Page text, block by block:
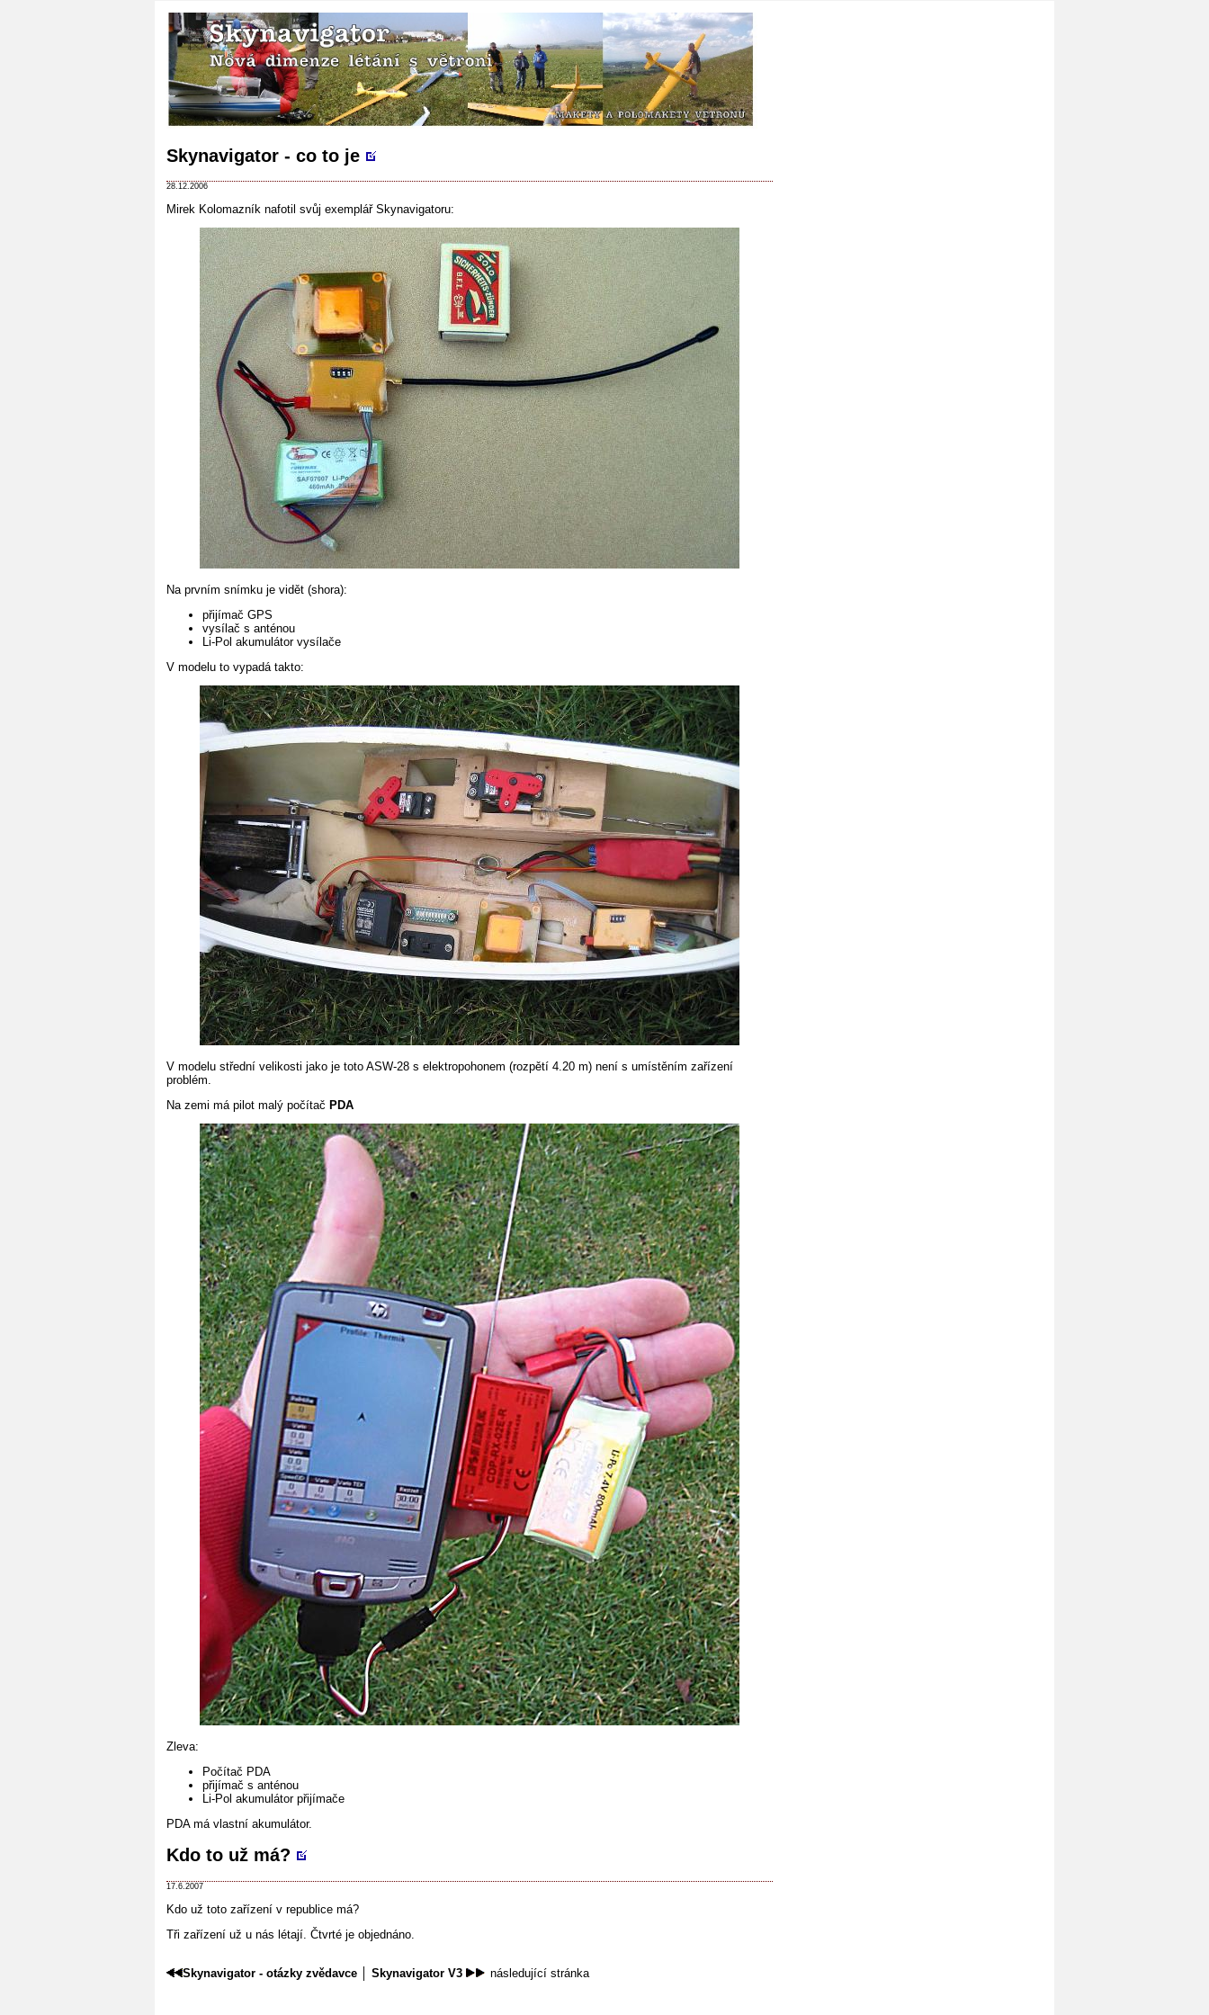
Skynavigator - co to je
28.12.2006
Mirek Kolomazník nafotil svůj exemplář Skynavigatoru:
Na prvním snímku je vidět (shora):
přijímač GPS
vysílač s anténou
Li-Pol akumulátor vysílače
V modelu to vypadá takto:
V modelu střední velikosti jako je toto ASW-28 s elektropohonem (rozpětí 4.20 m) není s umístěním zařízení
problém.
Na zemi má pilot malý počítač PDA
Zleva:
Počítač PDA
přijímač s anténou
Li-Pol akumulátor přijímače
PDA má vlastní akumulátor.
Kdo to už má?
17.6.2007
Kdo už toto zařízení v republice má?
Tři zařízení už u nás létají. Čtvrté je objednáno.
Skynavigator - otázky zvědavce Skynavigator V3 následující stránka